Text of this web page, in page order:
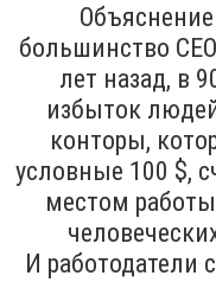
большинство
лет назад, в
избыток
конторы,
условные 100 $,
местом
И работодатели